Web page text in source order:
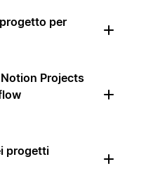
per
Projects
progetti